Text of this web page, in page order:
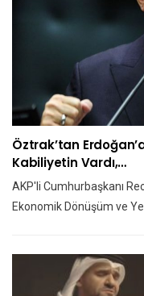
Öztrak’tan
Kabiliyetin Vardı,…
AKP'li Cumhurbaşkanı
Ekonomik Dönüşüm ve